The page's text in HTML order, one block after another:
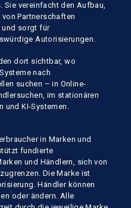
Sie vereinfacht den Aufbau,
Partnerschaften
und sorgt für
Autorisierungen.
dort sichtbar, wo
nach
suchen – in Online-
im stationären
und KI-Systemen.
in Marken und
fundierte
und Händlern, sich von
Die Marke ist
Händler können
oder ändern. Alle